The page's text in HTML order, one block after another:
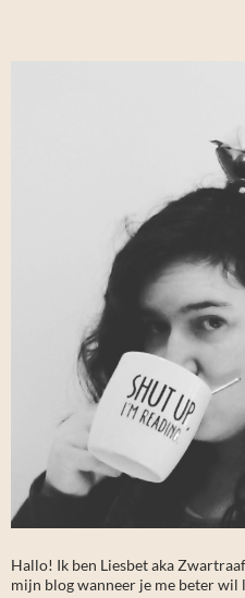
Hallo! Ik ben Liesbet aka
mijn blog wanneer je me beter wil